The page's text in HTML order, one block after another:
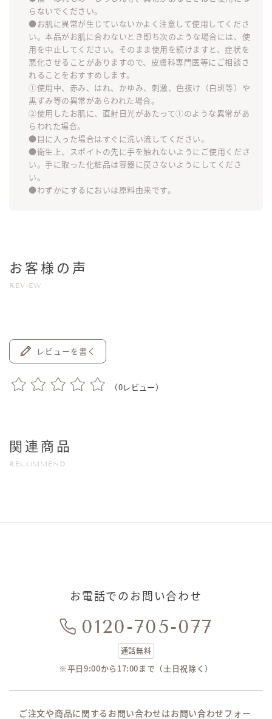
らないでください。
●お肌に異常が生じていないかよく注意して使用してくださ
い。本品がお肌に合わないとき即ち次のような場合には、使
用を中止してください。そのまま使用を続けますと、症状を
悪化させることがありますので、皮膚科専門医等にご相談さ
れることをおすすめします。
①使用中、赤み、はれ、かゆみ、刺激、色抜け（白斑等）や
黒ずみ等の異常があらわれた場合。
②使用したお肌に、直射日光があたって①のような異常があ
らわれた場合。
●目に入った場合はすぐに洗い流してください。
●衛生上、スポイトの先に手を触れないようにご使用くださ
い。手に取った化粧品は容器に戻さないようにしてくださ
い。
●わずかにするにおいは原料由来です。
お客様の声
REVIEW
レビューを書く
（0レビュー）
関連商品
RECOMMEND
お電話でのお問い合わせ
0120-705-077
通話無料
※平日9:00から17:00まで（土日祝除く）
ご注文や商品に関するお問い合わせはお問い合わせフォー